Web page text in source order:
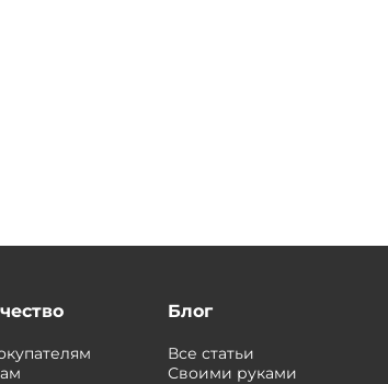
Блог
Все статьи
Своими руками